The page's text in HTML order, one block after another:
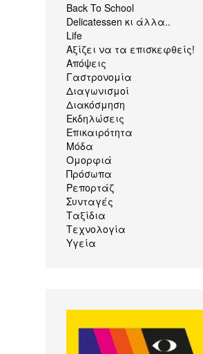
Back To School
Delicatessen κι άλλα..
Life
Αξίζει να τα επισκεφθείς!
Απόψεις
Γαστρονομία
Διαγωνισμοί
Διακόσμηση
Εκδηλώσεις
Επικαιρότητα
Μόδα
Ομορφιά
Πρόσωπα
Ρεπορτάζ
Συνταγές
Ταξίδια
Τεχνολογία
Υγεία